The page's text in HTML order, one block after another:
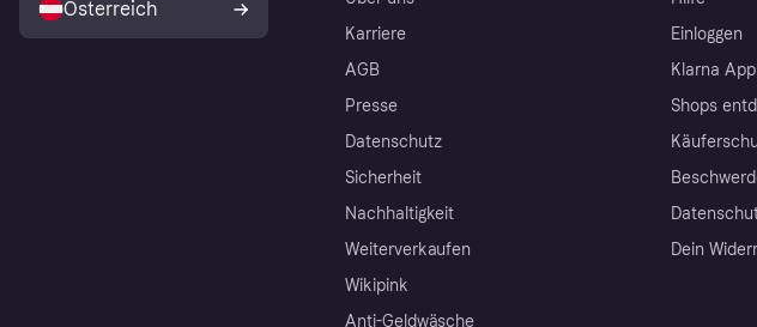
Karriere
AGB
Presse
Datenschutz
Sicherheit
Nachhaltigkeit
Weiterverkaufen
Wikipink
Anti-Geldwäsche
Einloggen
Klarna App
Shops
Dein
Österreich